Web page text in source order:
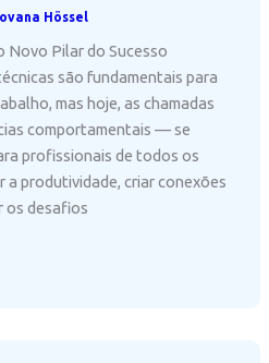
Hössel
Novo Pilar do Sucesso
são fundamentais para
mas hoje, as chamadas
comportamentais — se
profissionais de todos os
a produtividade, criar conexões
os desafios